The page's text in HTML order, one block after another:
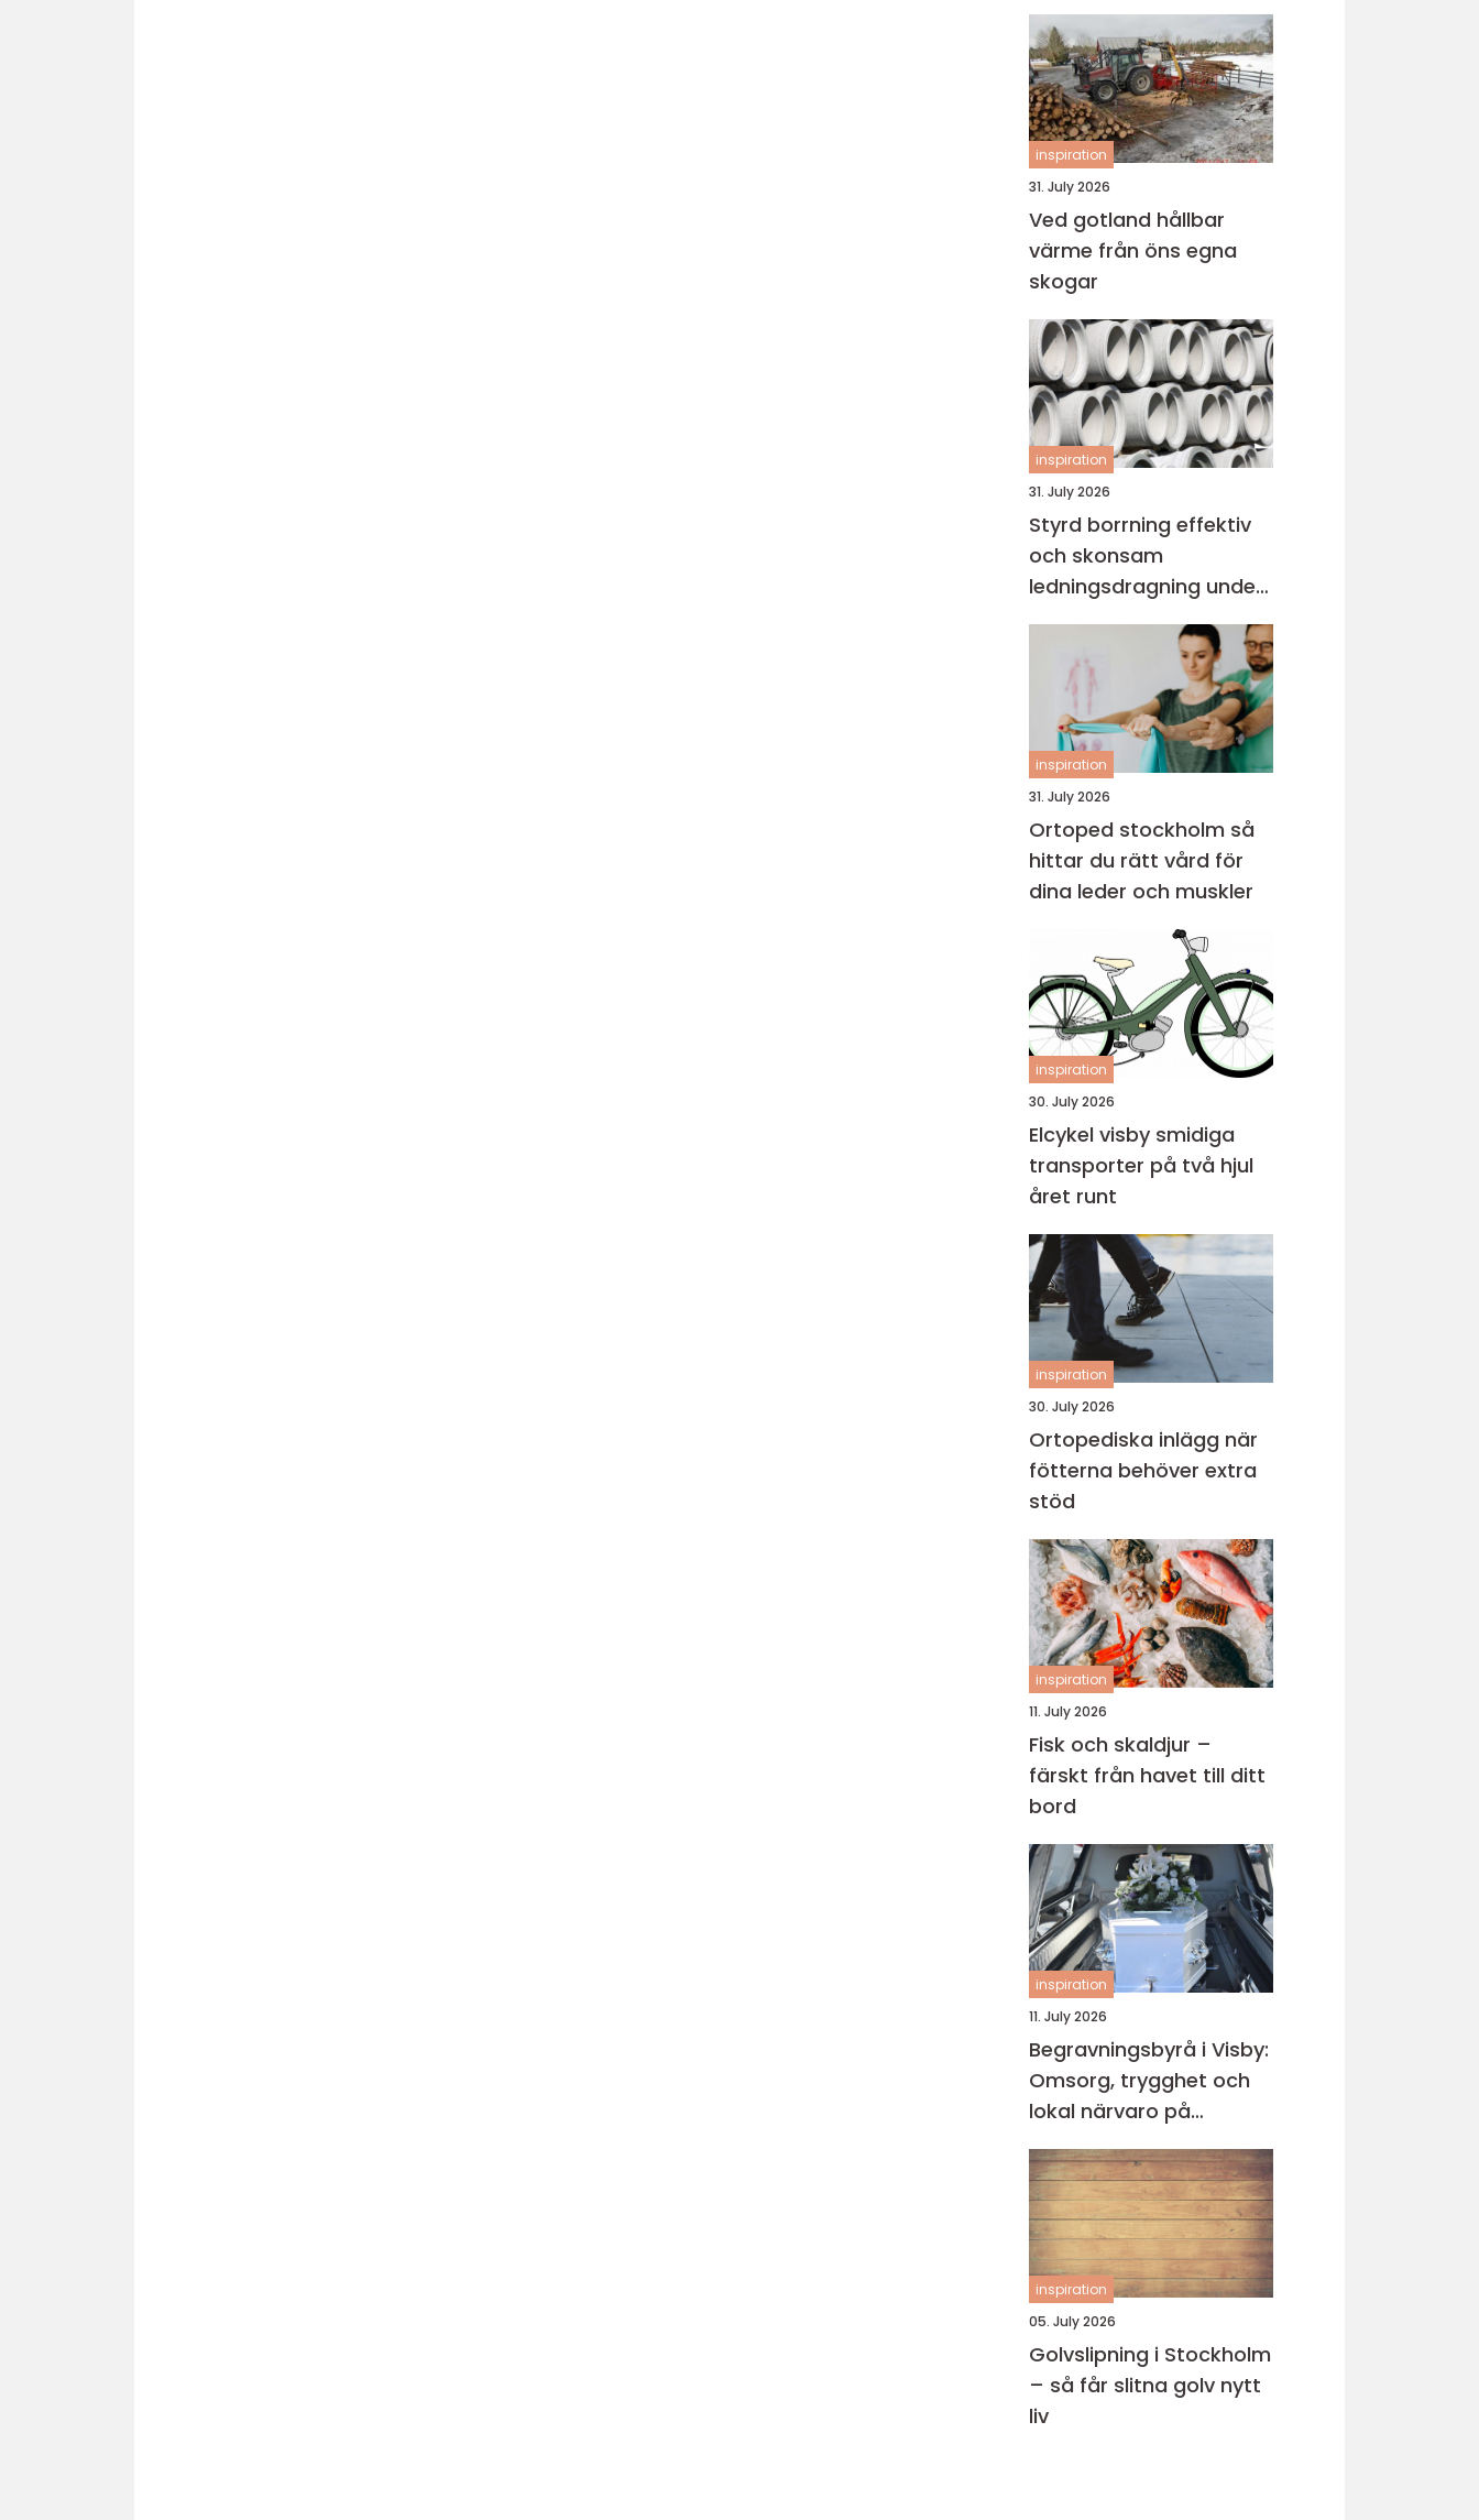
inspiration
31. July 2026
Ved gotland hållbar
värme från öns egna
skogar
inspiration
31. July 2026
Styrd borrning effektiv
och skonsam
ledningsdragning under
mark
inspiration
31. July 2026
Ortoped stockholm så
hittar du rätt vård för
dina leder och muskler
inspiration
30. July 2026
Elcykel visby smidiga
transporter på två hjul
året runt
inspiration
30. July 2026
Ortopediska inlägg när
fötterna behöver extra
stöd
inspiration
11. July 2026
Fisk och skaldjur –
färskt från havet till ditt
bord
inspiration
11. July 2026
Begravningsbyrå i Visby:
Omsorg, trygghet och
lokal närvaro på
Gotland
inspiration
05. July 2026
Golvslipning i Stockholm
– så får slitna golv nytt
liv